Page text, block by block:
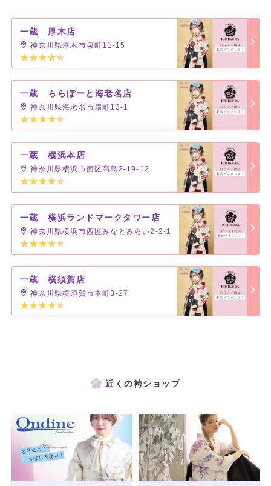
一蔵 厚木店
神奈川県厚木市泉町11-15
一蔵 ららぽーと海老名店
神奈川県海老名市扇町13-1
一蔵 横浜本店
神奈川県横浜市西区高島2-19-12
一蔵 横浜ランドマークタワー店
神奈川県横浜市西区みなとみらい2-2-1
一蔵 横須賀店
神奈川県横須賀市本町3-27
近くの袴ショップ